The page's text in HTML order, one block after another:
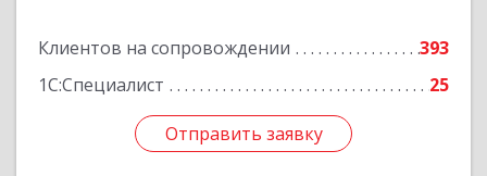
Клиентов на сопровождении
393
1С:Специалист
25
Отправить заявку
Подробнее
Отправить заявку